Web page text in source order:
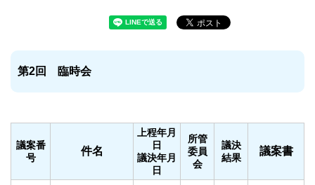
第2回 臨時会
議案番
号
件名
上程年月
日
議決年月
日
所管
委員
会
議決
結果
議案書